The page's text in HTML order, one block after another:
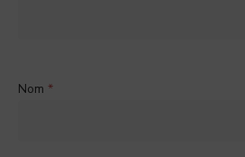
Nom *